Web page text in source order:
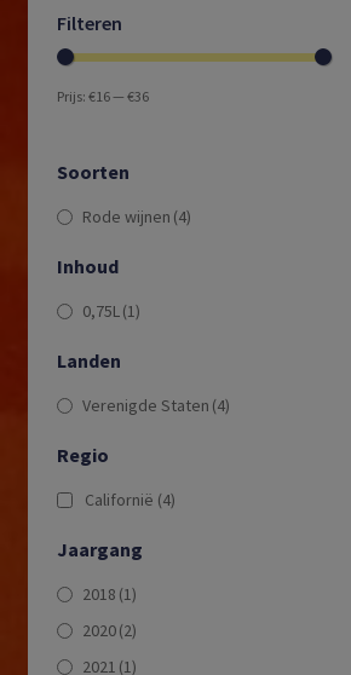
Filteren
Prijs: €16— €36
Soorten
Rode wijnen (4)
Inhoud
0,75L(1)
Landen
Verenigde Staten (4)
Regio
Californië (4)
Jaargang
2018 (1)
2020(2)
2021 (1)